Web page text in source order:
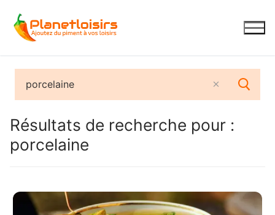
contenu
Résultats de recherche pour :
porcelaine